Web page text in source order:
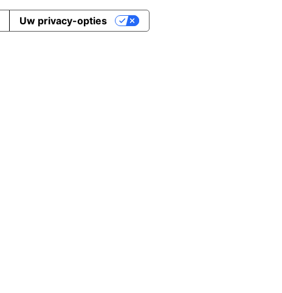
Uw privacy-opties